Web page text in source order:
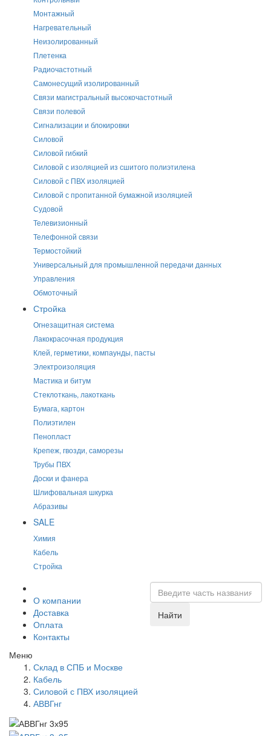
Монтажный
Нагревательный
Неизолированный
Плетенка
Радиочастотный
Самонесущий изолированный
Связи магистральный высокочастотный
Связи полевой
Сигнализации и блокировки
Силовой
Силовой гибкий
Силовой с изоляцией из сшитого полиэтилена
Силовой с ПВХ изоляцией
Силовой с пропитанной бумажной изоляцией
Судовой
Телевизионный
Телефонной связи
Термостойкий
Универсальный для промышленной передачи данных
Управления
Обмоточный
Стройка
Огнезащитная система
Лакокрасочная продукция
Клей, герметики, компаунды, пасты
Электроизоляция
Мастика и битум
Стеклоткань, лакоткань
Бумага, картон
Полиэтилен
Пенопласт
Крепеж, гвозди, саморезы
Трубы ПВХ
Доски и фанера
Шлифовальная шкурка
Абразивы
SALE
Химия
Кабель
Стройка
О компании
Доставка
Оплата
Контакты
Найти
Меню
Склад в СПБ и Москве
Кабель
Силовой с ПВХ изоляцией
АВВГнг